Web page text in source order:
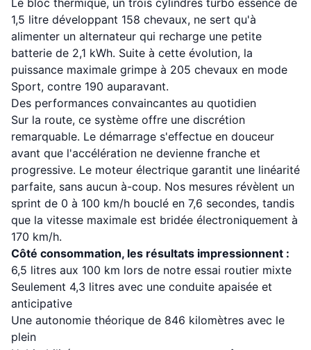
Le bloc thermique, un trois cylindres turbo essence de
1,5 litre développant 158 chevaux, ne sert qu'à
alimenter un alternateur qui recharge une petite
batterie de 2,1 kWh. Suite à cette évolution, la
puissance maximale grimpe à 205 chevaux en mode
Sport, contre 190 auparavant.
Des performances convaincantes au quotidien
Sur la route, ce système offre une discrétion
remarquable. Le démarrage s'effectue en douceur
avant que l'accélération ne devienne franche et
progressive. Le moteur électrique garantit une linéarité
parfaite, sans aucun à-coup. Nos mesures révèlent un
sprint de 0 à 100 km/h bouclé en 7,6 secondes, tandis
que la vitesse maximale est bridée électroniquement à
170 km/h.
Côté consommation, les résultats impressionnent :
6,5 litres aux 100 km lors de notre essai routier mixte
Seulement 4,3 litres avec une conduite apaisée et
anticipative
Une autonomie théorique de 846 kilomètres avec le
plein